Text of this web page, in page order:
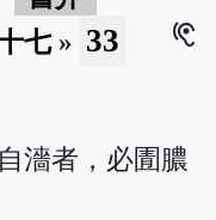
七» 33
hearing
濇者，必圊膿